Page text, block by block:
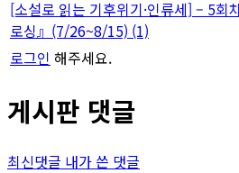
[소설로 읽는 기후위기·인류세] – 5회
로싱』(7/26~8/15) (1)
로그인 해주세요.
게시판 댓글
최신댓글 내가 쓴 댓글